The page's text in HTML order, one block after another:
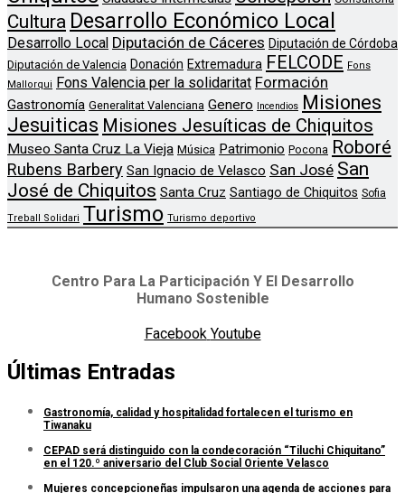
Cultura Desarrollo Económico Local
Desarrollo Local Diputación de Cáceres Diputación de Córdoba
Diputación de Valencia Donación Extremadura FELCODE Fons
Mallorqui Fons Valencia per la solidaritat Formación
Gastronomía Generalitat Valenciana Genero Incendios Misiones
Jesuiticas Misiones Jesuíticas de Chiquitos
Museo Santa Cruz La Vieja Música Patrimonio Pocona Roboré
Rubens Barbery San Ignacio de Velasco San José San
José de Chiquitos Santa Cruz Santiago de Chiquitos Sofia
Treball Solidari Turismo Turismo deportivo
Centro Para La Participación Y El Desarrollo
Humano Sostenible
Facebook Youtube
Últimas Entradas
Gastronomía, calidad y hospitalidad fortalecen el turismo en
Tiwanaku
CEPAD será distinguido con la condecoración “Tiluchi Chiquitano”
en el 120.º aniversario del Club Social Oriente Velasco
Mujeres concepcioneñas impulsaron una agenda de acciones para